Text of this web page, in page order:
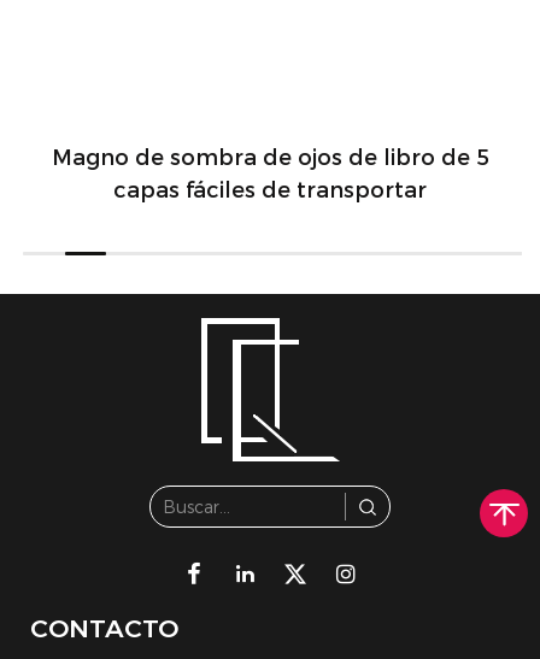
Magno de sombra de ojos de libro de 5
capas fáciles de transportar
CONTACTO